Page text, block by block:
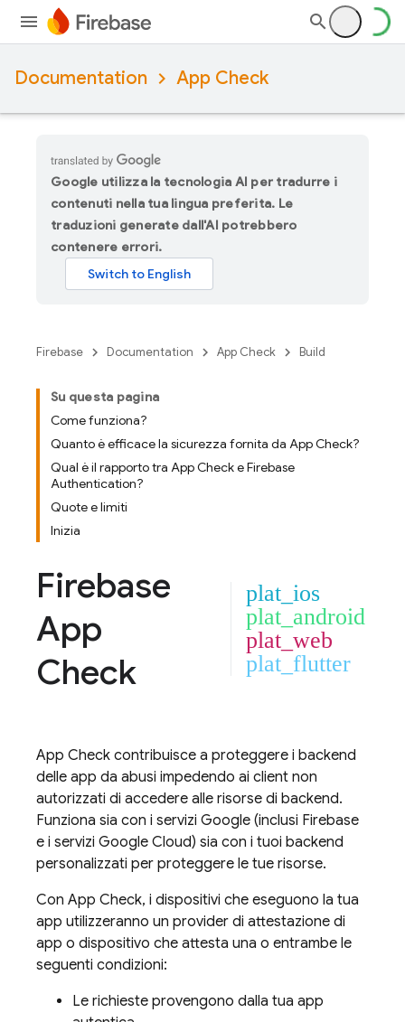
Documentation App Check
Google utilizza la tecnologia AI per tradurre i
contenuti nella tua lingua preferita. Le
traduzioni generate dall'AI potrebbero
contenere errori.
Firebase Documentation App Check Build
Su questa pagina
Come funziona?
Quanto è efficace la sicurezza fornita da App Check?
Qual è il rapporto tra App Check e Firebase
Authentication?
Quote e limiti
Inizia
Firebase
App
Check
plat_ios
plat_android
plat_web
plat_flutter
App Check contribuisce a proteggere i backend
delle app da abusi impedendo ai client non
autorizzati di accedere alle risorse di backend.
Funziona sia con i servizi Google (inclusi Firebase
e i servizi Google Cloud) sia con i tuoi backend
personalizzati per proteggere le tue risorse.
Con App Check, i dispositivi che eseguono la tua
app utilizzeranno un provider di attestazione di
app o dispositivo che attesta una o entrambe le
seguenti condizioni:
Le richieste provengono dalla tua app